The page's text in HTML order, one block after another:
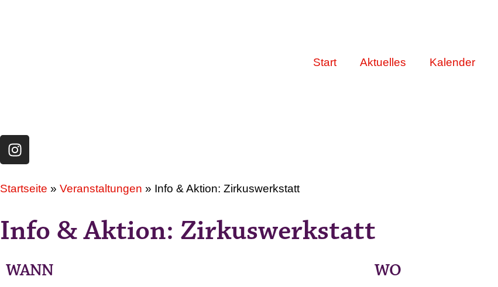
Start Aktuelles Kalender
Startseite » Veranstaltungen » Info & Aktion: Zirkuswerkstatt
Info & Aktion: Zirkuswerkstatt
WANN WO